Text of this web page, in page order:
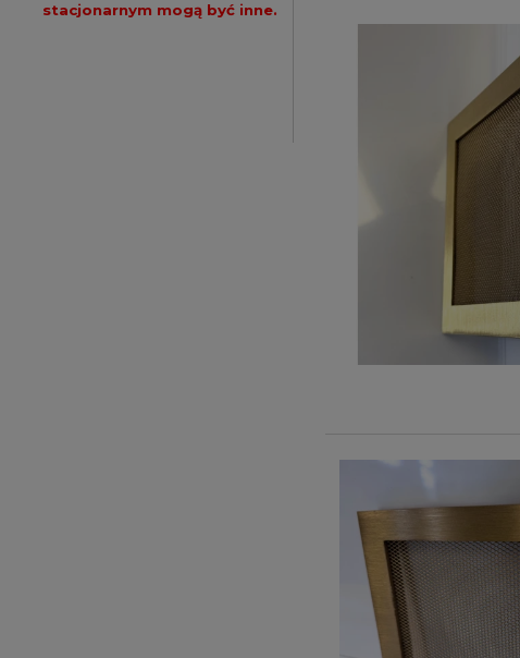
stacjonarnym mogą być inne.